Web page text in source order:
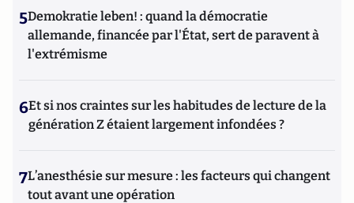
5Demokratie leben! : quand la démocratie
allemande, financée par l'État, sert de paravent à
l'extrémisme
6Et si nos craintes sur les habitudes de lecture de la
génération Z étaient largement infondées ?
7L’anesthésie sur mesure : les facteurs qui changent
tout avant une opération